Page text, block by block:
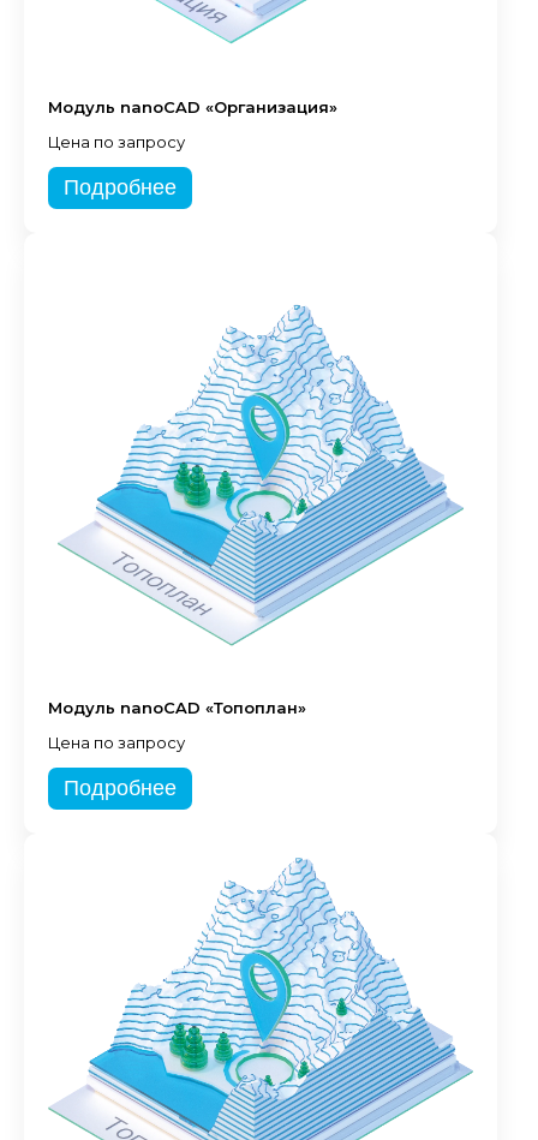
Модуль nanoCAD «Организация»
Цена по запросу
Подробнее
Модуль nanoCAD «Топоплан»
Цена по запросу
Подробнее